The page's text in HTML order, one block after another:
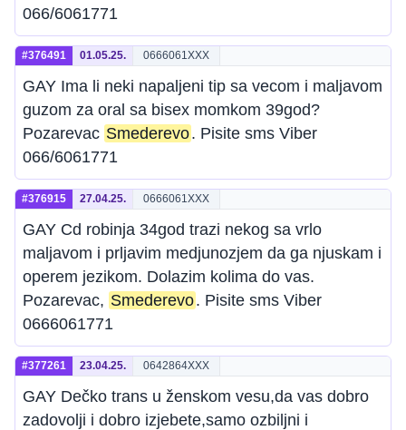
066/6061771
#376491 01.05.25. 0666061XXX
GAY Ima li neki napaljeni tip sa vecom i maljavom
guzom za oral sa bisex momkom 39god?
Pozarevac Smederevo. Pisite sms Viber
066/6061771
#376915 27.04.25. 0666061XXX
GAY Cd robinja 34god trazi nekog sa vrlo
maljavom i prljavim medjunozjem da ga njuskam i
operem jezikom. Dolazim kolima do vas.
Pozarevac, Smederevo. Pisite sms Viber
0666061771
#377261 23.04.25. 0642864XXX
GAY Dečko trans u ženskom vesu,da vas dobro
zadovolji i dobro izjebete,samo ozbiljni i